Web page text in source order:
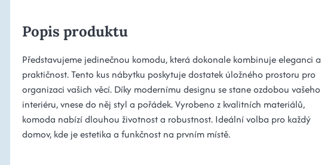
Popis produktu
Představujeme jedinečnou komodu, která dokonale kombinuje eleganci a
praktičnost. Tento kus nábytku poskytuje dostatek úložného prostoru pro
organizaci vašich věcí. Díky modernímu designu se stane ozdobou vašeho
interiéru, vnese do něj styl a pořádek. Vyrobeno z kvalitních materiálů,
komoda nabízí dlouhou životnost a robustnost. Ideální volba pro každý
domov, kde je estetika a funkčnost na prvním místě.